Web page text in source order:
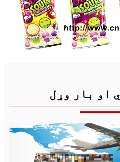
او بار وړل